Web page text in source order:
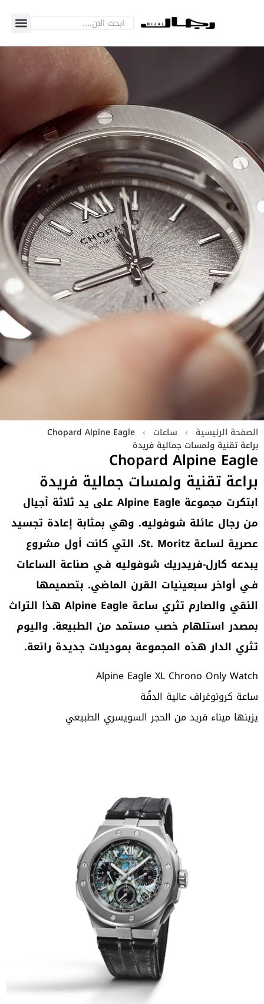
الصفحة الرئيسية › ساعات ›
Chopard Alpine Eagle
براعة تقنية ولمسات جمالية فريدة
Chopard Alpine Eagle
براعة تقنية ولمسات جمالية فريدة
ابتكرت مجموعة Alpine Eagle على يد ثلاثة أجيال
من رجال عائلة شوفوليه. وهي بمثابة إعادة تجسيد
عصرية لساعة St. Moritz، التي كانت أول مشروع
يبدعه كارل-فريدريك شوفوليه فـي صناعة الساعات
فـي أواخر سبعينيات القرن الماضي. بتصميمها
النقي والصارم تثري ساعة Alpine Eagle هذا التراث
بمصدر استلهام خصب مستمد من الطبيعة. واليوم
تثري الدار هذه المجموعة بموديلات جديدة رائعة.
ساعة كرونوغراف عالية الدقّة
يزينها ميناء فريد من الحجر السويسري الطبيعي